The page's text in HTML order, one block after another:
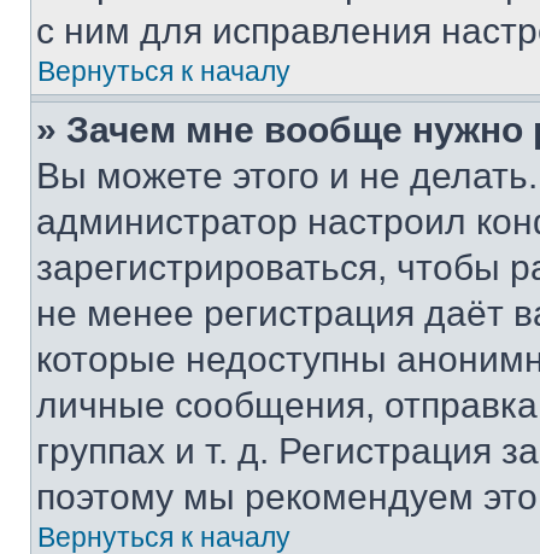
с ним для исправления
Вернуться к началу
» Зачем мне вообще нужно
Вы можете этого и не
администратор настроил
зарегистрироваться, чтобы
не менее регистрация даёт
которые недоступны
личные сообщения,
группах и т. д. Регистрация
поэтому мы рекомендуем
Вернуться к началу